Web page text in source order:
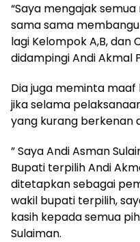
“Saya mengajak
sama sama
lagi Kelompok A,B, dan
didampingi Andi Akmal
Dia juga meminta
jika selama
yang kurang berkenan
” Saya Andi Asman
Bupati terpilih Andi
ditetapkan sebagai
wakil bupati terpilih,
kasih kepada semua
Sulaiman.